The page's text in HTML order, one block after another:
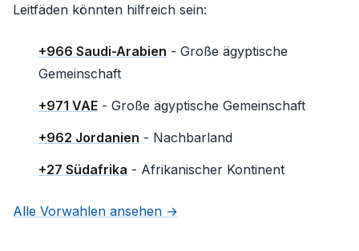
Leitfäden könnten hilfreich sein:
+966 Saudi-Arabien - Große ägyptische
Gemeinschaft
+971 VAE - Große ägyptische Gemeinschaft
+962 Jordanien - Nachbarland
+27 Südafrika - Afrikanischer Kontinent
Alle Vorwahlen ansehen →